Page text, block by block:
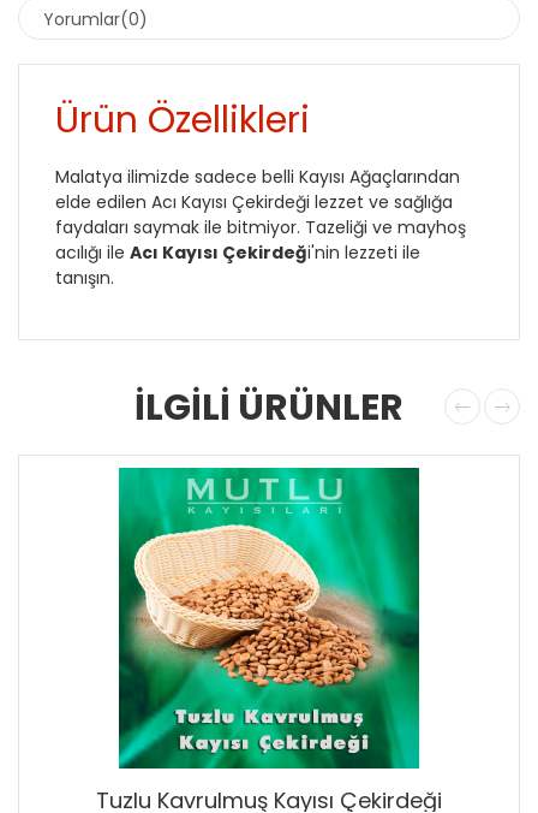
Yorumlar(0)
Ürün Özellikleri
Malatya ilimizde sadece belli Kayısı Ağaçlarından
elde edilen Acı Kayısı Çekirdeği lezzet ve sağlığa
faydaları saymak ile bitmiyor. Tazeliği ve mayhoş
acılığı ile Acı Kayısı Çekirdeği'nin lezzeti ile
tanışın.
İLGİLİ ÜRÜNLER
Tuzlu Kavrulmuş Kayısı Çekirdeği